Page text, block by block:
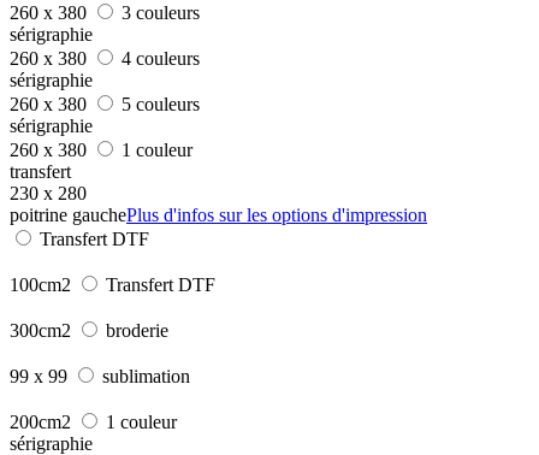
260 x 380
3 couleurs
sérigraphie
260 x 380
4 couleurs
sérigraphie
260 x 380
5 couleurs
sérigraphie
260 x 380
1 couleur
transfert
230 x 280
poitrine gauchePlus d'infos sur les options d'impression
Transfert DTF
100cm2 Transfert DTF
300cm2 broderie
99 x 99 sublimation
200cm2
1 couleur
sérigraphie